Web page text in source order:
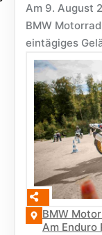
Am 9. August
BMW
eintägiges
BMW
Am Enduro